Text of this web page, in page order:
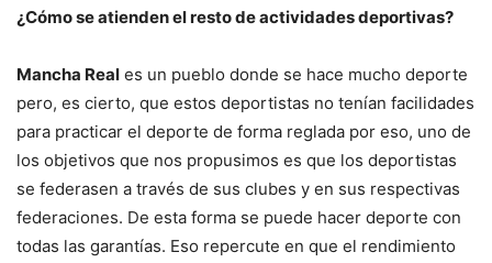
¿Cómo se atienden el resto de actividades deportivas?
Mancha Real es un pueblo donde se hace mucho deporte
pero, es cierto, que estos deportistas no tenían facilidades
para practicar el deporte de forma reglada por eso, uno de
los objetivos que nos propusimos es que los deportistas
se federasen a través de sus clubes y en sus respectivas
federaciones. De esta forma se puede hacer deporte con
todas las garantías. Eso repercute en que el rendimiento